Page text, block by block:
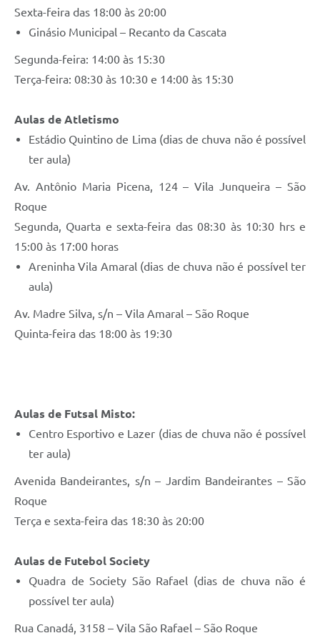
PPA - Plano Plurianual 2026 / 2029
Qualifica São Roque
SEBRAE Aqui
SIC
2ª Via de Tributos
FAQ - Perguntas frequentes
Contato
Sexta-feira das 18:00 às 20:00
Ginásio Municipal – Recanto da Cascata
Segunda-feira: 14:00 às 15:30
Terça-feira: 08:30 às 10:30 e 14:00 às 15:30
Aulas de Atletismo
Estádio Quintino de Lima (dias de chuva não é possível
ter aula)
Av. Antônio Maria Picena, 124 – Vila Junqueira – São
Roque
Segunda, Quarta e sexta-feira das 08:30 às 10:30 hrs e
15:00 às 17:00 horas
Areninha Vila Amaral (dias de chuva não é possível ter
aula)
Av. Madre Silva, s/n – Vila Amaral – São Roque
Quinta-feira das 18:00 às 19:30
Aulas de Futsal Misto:
Centro Esportivo e Lazer (dias de chuva não é possível
ter aula)
Avenida Bandeirantes, s/n – Jardim Bandeirantes – São
Roque
Terça e sexta-feira das 18:30 às 20:00
Aulas de Futebol Society
Quadra de Society São Rafael (dias de chuva não é
possível ter aula)
Rua Canadá, 3158 – Vila São Rafael – São Roque